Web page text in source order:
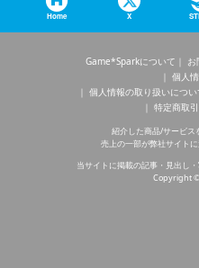
Home X
Game*Sparkについて お
個人
個人情報の取り扱いにつ
特定商取
紹介した商品/サービス
売上の一部が弊社サイトに
当サイトに掲載の記事・見出し
Copyright ©